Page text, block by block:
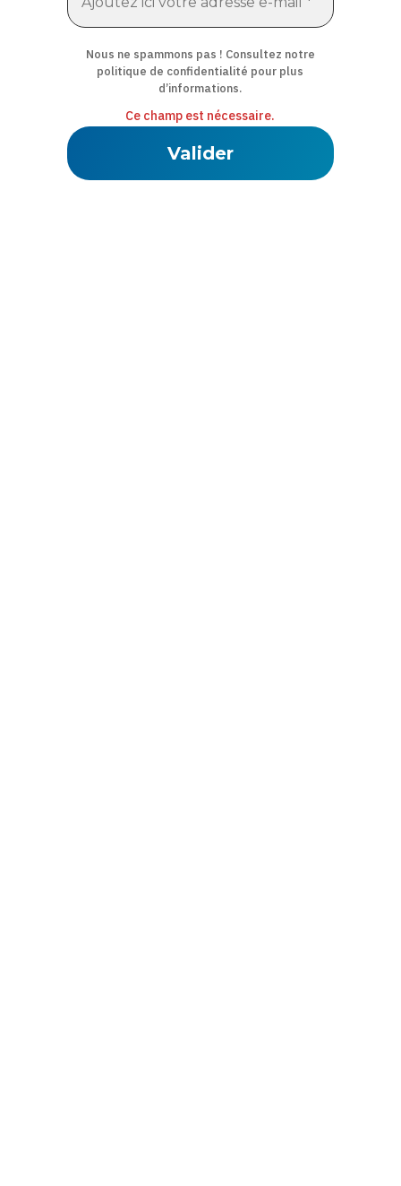
Nous ne spammons pas ! Consultez notre
politique de confidentialité pour plus
d’informations.
Ce champ est nécessaire.